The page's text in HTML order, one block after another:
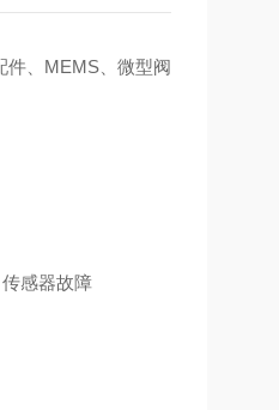
件、MEMS、微型阀
感器故障